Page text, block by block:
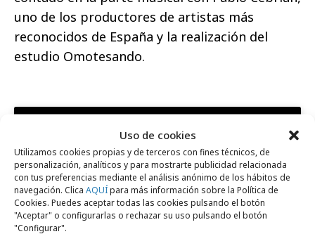
Uso de cookies
Utilizamos cookies propias y de terceros con fines técnicos, de
personalización, analíticos y para mostrarte publicidad relacionada
con tus preferencias mediante el análisis anónimo de los hábitos de
navegación. Clica AQUÍpara más información sobre la Política de
Cookies. Puedes aceptar todas las cookies pulsando el botón
"Aceptar" o configurarlas o rechazar su uso pulsando el botón
"Configurar".
uno de los productores de artistas más
reconocidos de España y la realización del
estudio Omotesando.
Haz clic para aceptar cookies de marketing
y permitir este contenido